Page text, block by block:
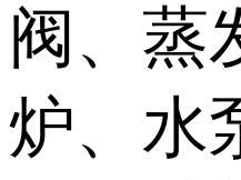
阀、蒸
炉、水